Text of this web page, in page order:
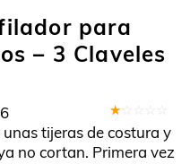
para
– 3 Claveles
Valorado
en
1
tijeras de costura y
no cortan. Primera vez